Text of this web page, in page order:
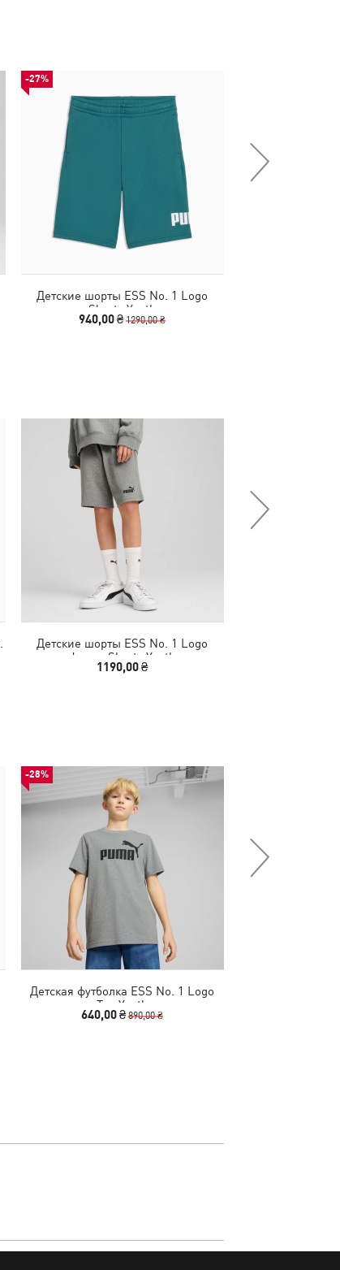
-27%
Детские шорты ESS No. 1 Logo
Shorts Youth
940,00 ₴1290,00 ₴
Детские шорты ESS No. 1 Logo
Jersey Shorts Youth
1190,00 ₴
-28%
Детская футболка ESS No. 1 Logo
Tee Youth
640,00 ₴890,00 ₴